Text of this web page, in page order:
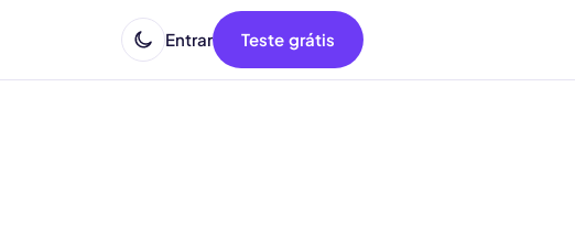
Entrar Teste grátis